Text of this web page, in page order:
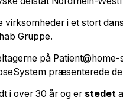
virksomheder i et stort
Gruppe.
på
præsenterede
i over 30 år og er stedet